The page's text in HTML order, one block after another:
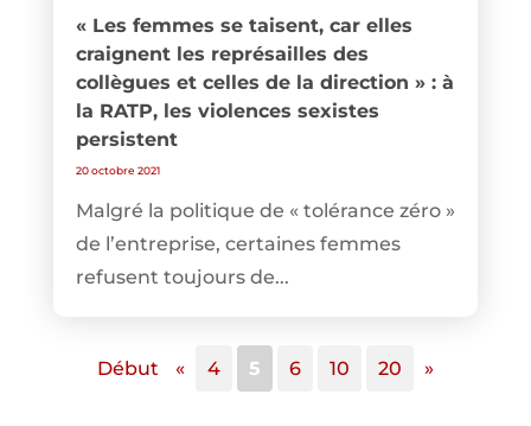
« Les femmes se taisent, car elles
craignent les représailles des
collègues et celles de la direction » : à
la RATP, les violences sexistes
persistent
20 octobre 2021
Malgré la politique de « tolérance zéro »
de l’entreprise, certaines femmes
refusent toujours de...
Début « 4 5 6 10 20 »